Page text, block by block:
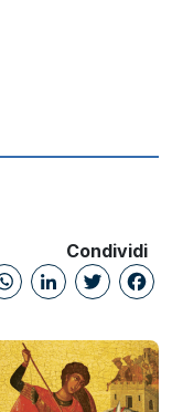
Condividi